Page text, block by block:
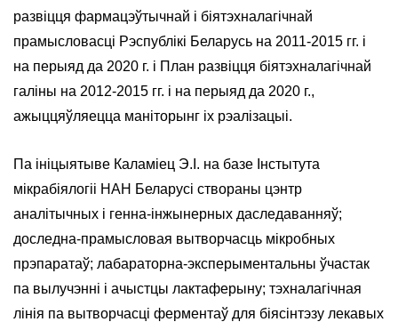
развіцця фармацэўтычнай і біятэхналагічнай
прамысловасці Рэспублікі Беларусь на 2011-2015 гг. і
на перыяд да 2020 г. і План развіцця біятэхналагічнай
галіны на 2012-2015 гг. і на перыяд да 2020 г.,
ажыццяўляецца маніторынг іх рэалізацыі.
Па ініцыятыве Каламіец Э.І. на базе Інстытута
мікрабіялогіі НАН Беларусі створаны цэнтр
аналітычных і генна-інжынерных даследаванняў;
доследна-прамысловая вытворчасць мікробных
прэпаратаў; лабараторна-эксперыментальны ўчастак
па вылучэнні і ачыстцы лактаферыну; тэхналагічная
лінія па вытворчасці ферментаў для біясінтэзу лекавых